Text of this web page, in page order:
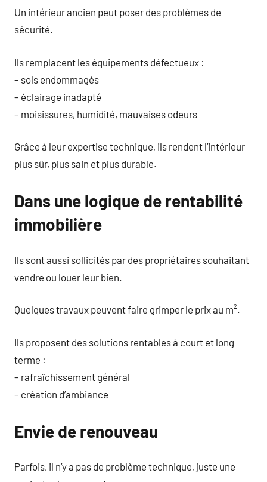
Un intérieur ancien peut poser des problèmes de
sécurité.
Ils remplacent les équipements défectueux :
– sols endommagés
– éclairage inadapté
– moisissures, humidité, mauvaises odeurs
Grâce à leur expertise technique, ils rendent l’intérieur
plus sûr, plus sain et plus durable.
Dans une logique de rentabilité
immobilière
Ils sont aussi sollicités par des propriétaires souhaitant
vendre ou louer leur bien.
Quelques travaux peuvent faire grimper le prix au m².
Ils proposent des solutions rentables à court et long
terme :
– rafraîchissement général
– création d’ambiance
Envie de renouveau
Parfois, il n’y a pas de problème technique, juste une